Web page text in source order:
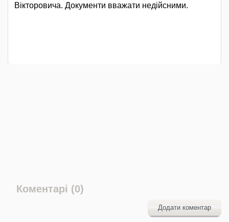
Вікторовича. Документи вважати недійсними.
Коментарі (0)
Додати коментар